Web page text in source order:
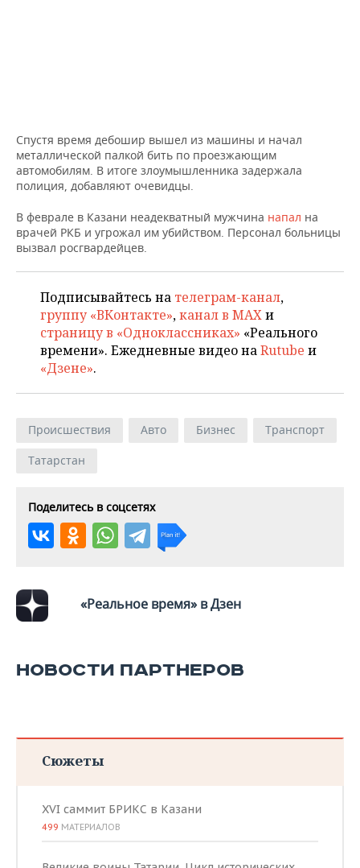
Спустя время дебошир вышел из машины и начал
металлической палкой бить по проезжающим
автомобилям. В итоге злоумышленника задержала
полиция, добавляют очевидцы.
В феврале в Казани неадекватный мужчина напал на
врачей РКБ и угрожал им убийством. Персонал больницы
вызвал росгвардейцев.
Подписывайтесь на телеграм-канал,
группу «ВКонтакте»,канал в MAXи
страницу в «Одноклассниках» «Реального
времени». Ежедневные видео наRutube и
«Дзене».
Происшествия Авто Бизнес
Транспорт
Татарстан
Поделитесь в соцсетях
«Реальное время» в Дзен
НОВОСТИ ПАРТНЕРОВ
Сюжеты
XVI саммит БРИКС в Казани
499 МАТЕРИАЛОВ